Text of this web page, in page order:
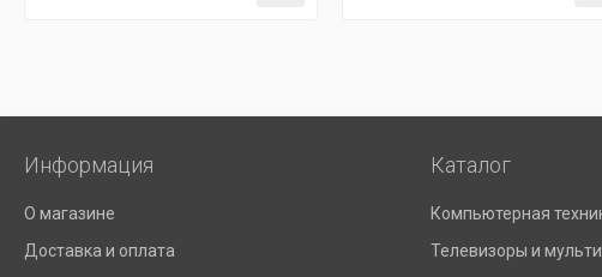
Информация
О магазине
Доставка и оплата
Каталог
Компьютерная
Телевизоры и